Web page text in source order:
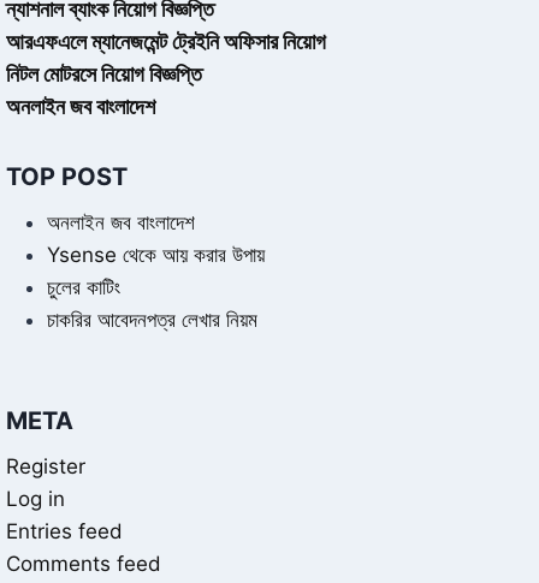
ন্যাশনাল ব্যাংক নিয়োগ বিজ্ঞপ্তি
আরএফএলে ম্যানেজমেন্ট ট্রেইনি অফিসার নিয়োগ
নিটল মোটরসে নিয়োগ বিজ্ঞপ্তি
অনলাইন জব বাংলাদেশ
TOP POST
অনলাইন জব বাংলাদেশ
Ysense থেকে আয় করার উপায়
চুলের কাটিং
চাকরির আবেদনপত্র লেখার নিয়ম
META
Register
Log in
Entries feed
Comments feed